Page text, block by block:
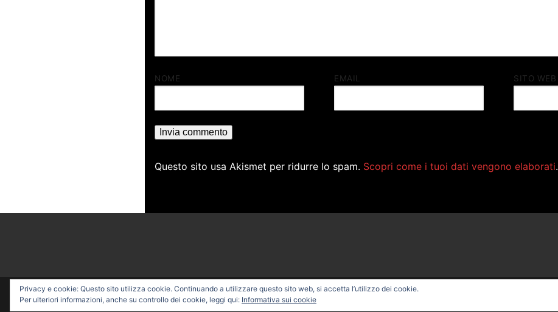
NOME EMAIL SITO WEB
Questo sito usa Akismet per ridurre lo spam. Scopri come i tuoi dati vengono elaborati.
Copyright © 2026 PROFESSIONAL BIKE – Powered by
Privacy e cookie: Questo sito utilizza cookie. Continuando a utilizzare questo sito web, si accetta l’utilizzo dei cookie.
Per ulteriori informazioni, anche su controllo dei cookie, leggi qui: Informativa sui cookie